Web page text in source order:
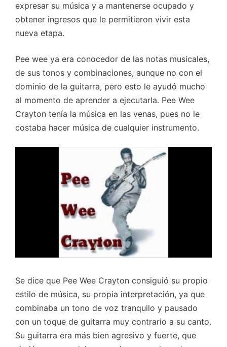
expresar su música y a mantenerse ocupado y
obtener ingresos que le permitieron vivir esta
nueva etapa.
Pee wee ya era conocedor de las notas musicales,
de sus tonos y combinaciones, aunque no con el
dominio de la guitarra, pero esto le ayudó mucho
al momento de aprender a ejecutarla. Pee Wee
Crayton tenía la música en las venas, pues no le
costaba hacer música de cualquier instrumento.
Se dice que Pee Wee Crayton consiguió su propio
estilo de música, su propia interpretación, ya que
combinaba un tono de voz tranquilo y pausado
con un toque de guitarra muy contrario a su canto.
Su guitarra era más bien agresivo y fuerte, que